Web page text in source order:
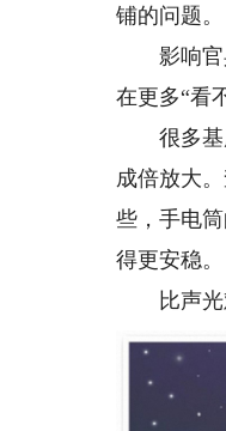
铺的问题。
影响官兵
在更多“看
很多基层
成倍放大
些，手电
得更安稳。
比声光难